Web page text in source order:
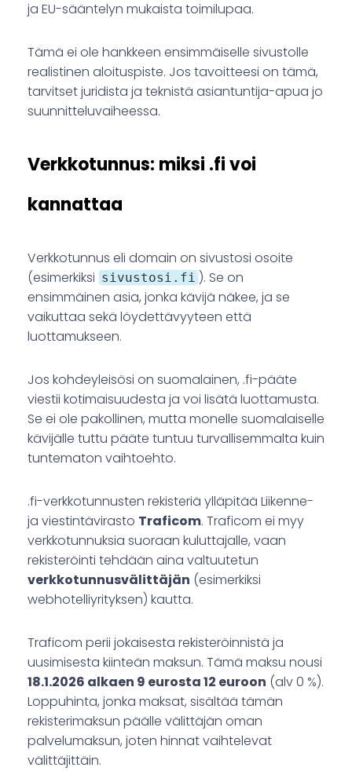
ja EU-sääntelyn mukaista toimilupaa.
Tämä ei ole hankkeen ensimmäiselle sivustolle
realistinen aloituspiste. Jos tavoitteesi on tämä,
tarvitset juridista ja teknistä asiantuntija-apua jo
suunnitteluvaiheessa.
Verkkotunnus: miksi .fi voi
kannattaa
Verkkotunnus eli domain on sivustosi osoite
(esimerkiksi sivustosi.fi ). Se on
ensimmäinen asia, jonka kävijä näkee, ja se
vaikuttaa sekä löydettävyyteen että
luottamukseen.
Jos kohdeyleisösi on suomalainen, .fi-pääte
viestii kotimaisuudesta ja voi lisätä luottamusta.
Se ei ole pakollinen, mutta monelle suomalaiselle
kävijälle tuttu pääte tuntuu turvallisemmalta kuin
tuntematon vaihtoehto.
.fi-verkkotunnusten rekisteriä ylläpitää Liikenne-
ja viestintävirasto Traficom. Traficom ei myy
verkkotunnuksia suoraan kuluttajalle, vaan
rekisteröinti tehdään aina valtuutetun
verkkotunnusvälittäjän (esimerkiksi
webhotelliyrityksen) kautta.
Traficom perii jokaisesta rekisteröinnistä ja
uusimisesta kiinteän maksun. Tämä maksu nousi
18.1.2026 alkaen 9 eurosta 12 euroon (alv 0 %).
Loppuhinta, jonka maksat, sisältää tämän
rekisterimaksun päälle välittäjän oman
palvelumaksun, joten hinnat vaihtelevat
välittäjittäin.